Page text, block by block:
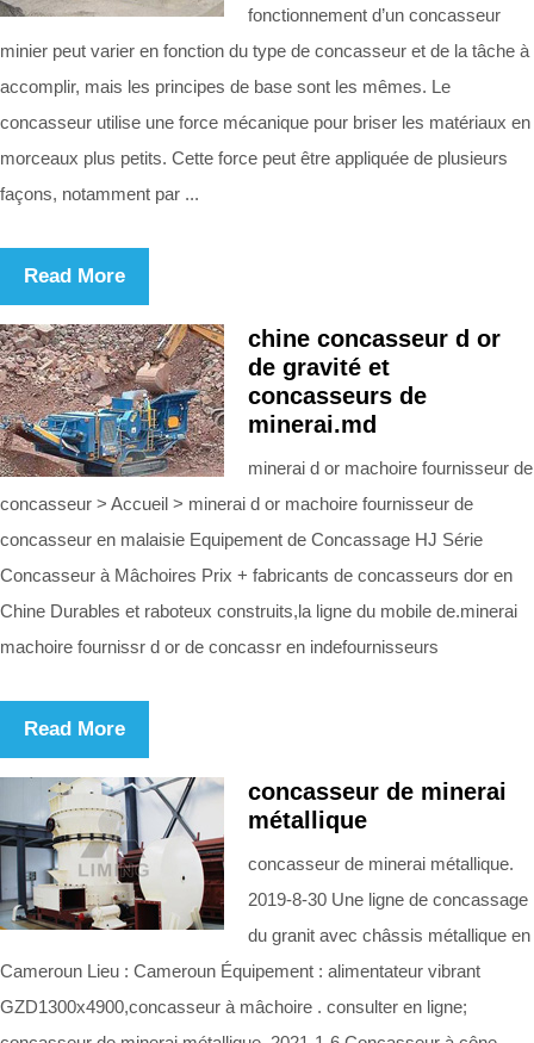
fonctionnement d’un concasseur
minier peut varier en fonction du type de concasseur et de la tâche à
accomplir, mais les principes de base sont les mêmes. Le
concasseur utilise une force mécanique pour briser les matériaux en
morceaux plus petits. Cette force peut être appliquée de plusieurs
façons, notamment par ...
Read More
chine concasseur d or
de gravité et
concasseurs de
minerai.md
minerai d or machoire fournisseur de
concasseur > Accueil > minerai d or machoire fournisseur de
concasseur en malaisie Equipement de Concassage HJ Série
Concasseur à Mâchoires Prix + fabricants de concasseurs dor en
Chine Durables et raboteux construits,la ligne du mobile de.minerai
machoire fournissr d or de concassr en indefournisseurs
Read More
concasseur de minerai
métallique
concasseur de minerai métallique.
2019-8-30 Une ligne de concassage
du granit avec châssis métallique en
Cameroun Lieu : Cameroun Équipement : alimentateur vibrant
GZD1300x4900,concasseur à mâchoire . consulter en ligne;